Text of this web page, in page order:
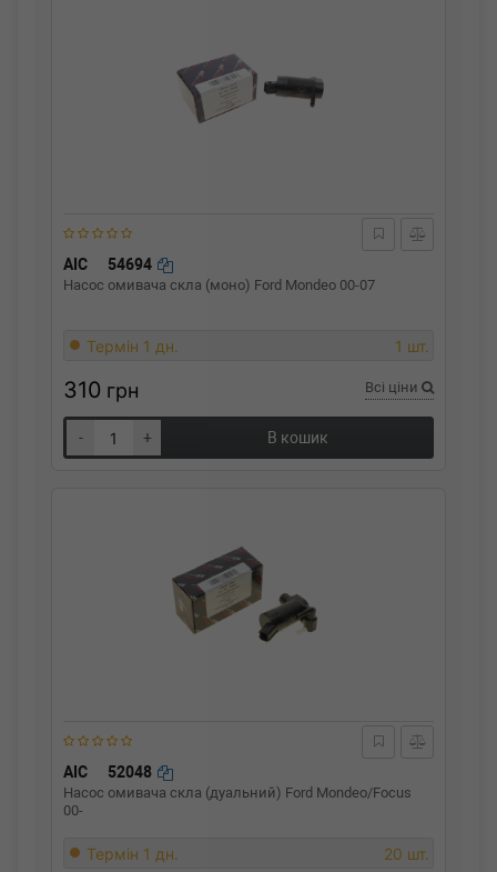
AIC 54694
Насос омивача скла (моно) Ford Mondeo 00-07
Термін 1 дн. 1 шт.
310 грн Всі ціни
- + В кошик
AIC 52048
Насос омивача скла (дуальний) Ford Mondeo/Focus
00-
Термін 1 дн. 20 шт.